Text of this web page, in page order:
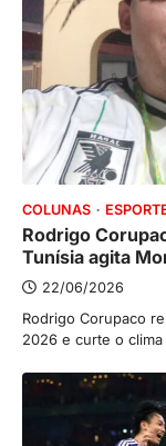
COLUNAS
Rodrigo
Tunísia agita
22/06/2026
Rodrigo Corupaco
2026 e curte o